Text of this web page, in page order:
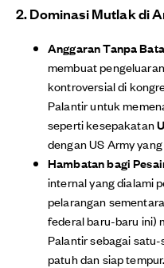
2. Dominasi Mutlak di
Anggaran Tanpa
membuat
kontroversial di
Palantir untuk
seperti kesepakatan
dengan US Army
Hambatan bagi
internal yang dialami
pelarangan
federal baru-baru ini)
Palantir sebagai
patuh dan siap tempur.